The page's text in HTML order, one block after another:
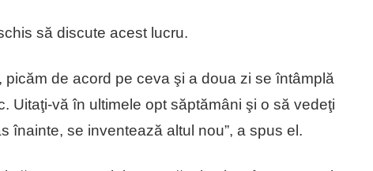
să discute acest lucru.
picăm de acord pe ceva şi a doua zi se întâmplă
Uitaţi-vă în ultimele opt săptămâni şi o să vedeţi
înainte, se inventează altul nou”, a spus el.